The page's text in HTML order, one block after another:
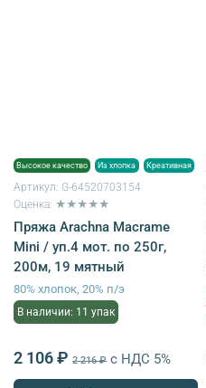
Высокое качество Из хлопка Креативная
Артикул: G-64520703154
Оценка: ★★★★★
Пряжа Arachna Macrame
Mini / уп.4 мот. по 250г,
200м, 19 мятный
80% хлопок, 20% п/э
В наличии: 11 упак
2 106 ₽ 2 216 ₽ с НДС 5%